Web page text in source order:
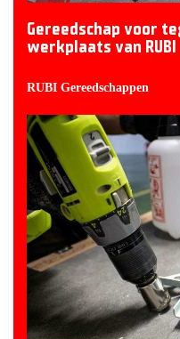
Gereedschap voor
werkplaats van RUBI
RUBI Gereedschappen